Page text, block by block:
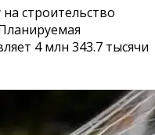
строительство
4 млн 343.7 тысячи